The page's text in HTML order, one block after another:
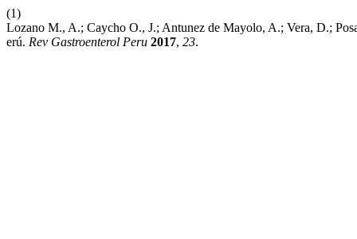
(1)
Lozano M., A.; Caycho O., J.; Antunez de Mayolo, A.; Vera, D.;
erú. Rev Gastroenterol Peru 2017, 23.